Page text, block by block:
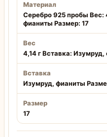
Материал
Серебро 925 пробы Вес:
фианиты Размер: 17
Вес
4,14 г Вставка:
Вставка
Изумруд, фианиты
Размер
17